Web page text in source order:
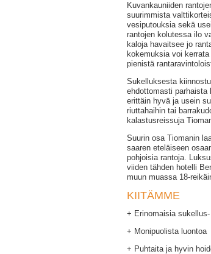
Kuvankauniiden
suurimmista
vesiputouksia sekä
rantojen kolutessa ilo
kaloja havaitsee jo
kokemuksia voi
pienistä
Sukelluksesta
ehdottomasti
erittäin hyvä ja usein
riuttahaihin tai
kalastusreissuja
Suurin osa Tiomanin
saaren eteläiseen
pohjoisia rantoja.
viiden tähden hotelli
muun muassa 18-
KIITÄMME
+ Erinomaisia
+ Monipuolista luontoa
+ Puhtaita ja hyvin